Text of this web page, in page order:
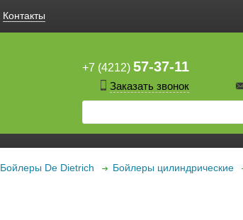
+7 (4212) 57-37-11
Заказать звонок
Контакты
Бойлеры De Dietrich Бойлеры цилиндрические